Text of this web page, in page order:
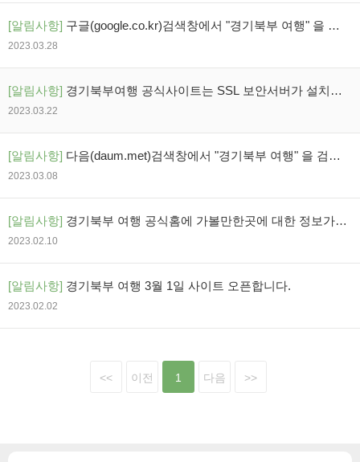
[알림사항] 구글(google.co.kr)검색창에서 "경기북부 여행" 을 검
2023.03.28
[알림사항] 경기북부여행 공식사이트는 SSL 보안서버가 설치되
2023.03.22
[알림사항] 다음(daum.met)검색창에서 "경기북부 여행" 을 검색
2023.03.08
[알림사항] 경기북부 여행 공식홈에 가볼만한곳에 대한 정보가
2023.02.10
[알림사항] 경기북부 여행 3월 1일 사이트 오픈합니다.
2023.02.02
<< 이전 1 다음 >>